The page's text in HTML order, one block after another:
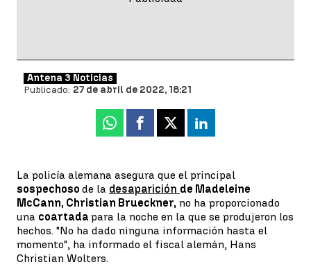
Antena 3 Noticias
Publicado: 27 de abril de 2022, 18:21
Whatsapp
Facebook
X Linkedin
La policía alemana asegura que el principal
sospechoso de la desaparición de Madeleine
McCann, Christian Brueckner, no ha proporcionado
una coartada para la noche en la que se produjeron los
hechos. "No ha dado ninguna información hasta el
momento", ha informado el fiscal alemán, Hans
Christian Wolters.